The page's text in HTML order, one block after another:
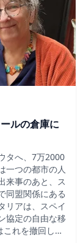
ルの倉庫に
タへ、7万2000
一つの都市の人
来事のあと、ス
同盟関係にある
リアは、スペイ
協定の自由な移
これを撤回し…